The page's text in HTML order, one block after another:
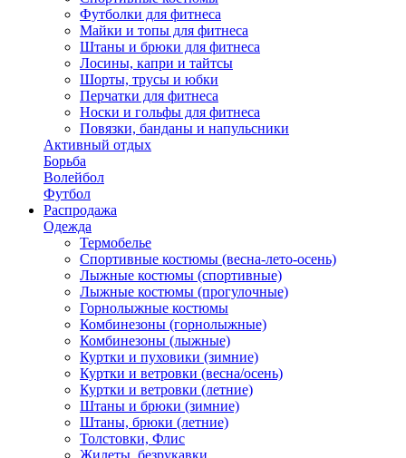
Футболки для фитнеса
Майки и топы для фитнеса
Штаны и брюки для фитнеса
Лосины, капри и тайтсы
Шорты, трусы и юбки
Перчатки для фитнеса
Носки и гольфы для фитнеса
Повязки, банданы и напульсники
Активный отдых
Борьба
Волейбол
Футбол
Распродажа
Одежда
Термобелье
Спортивные костюмы (весна-лето-осень)
Лыжные костюмы (спортивные)
Лыжные костюмы (прогулочные)
Горнолыжные костюмы
Комбинезоны (горнолыжные)
Комбинезоны (лыжные)
Куртки и пуховики (зимние)
Куртки и ветровки (весна/осень)
Куртки и ветровки (летние)
Штаны и брюки (зимние)
Штаны, брюки (летние)
Толстовки, Флис
Жилеты, безрукавки